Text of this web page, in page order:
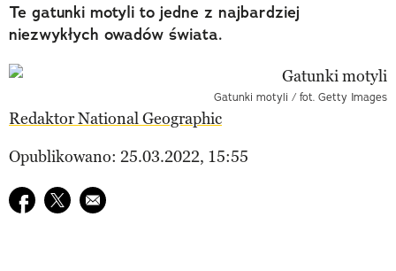
Te gatunki motyli to jedne z najbardziej
niezwykłych owadów świata.
Gatunki motyli / fot. Getty Images
Redaktor National Geographic
Opublikowano: 25.03.2022, 15:55
Udostępnij na facebook
Udostępnij na twitter
E-mail do przyjaciela